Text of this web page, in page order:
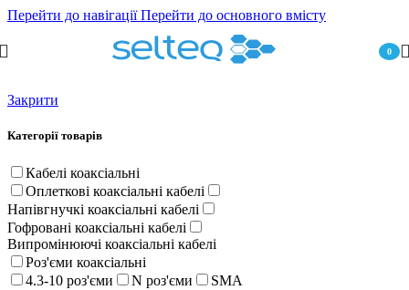
Перейти до навігаціїПерейти до основного вмісту
0
Закрити
Категорії товарів
Кабелі коаксіальні
Оплеткові коаксіальні кабелі
Напівгнучкі коаксіальні кабелі
Гофровані коаксіальні кабелі
Випромінюючі коаксіальні кабелі
Роз'єми коаксіальні
4.3-10 роз'єми
N роз'єми
SMA